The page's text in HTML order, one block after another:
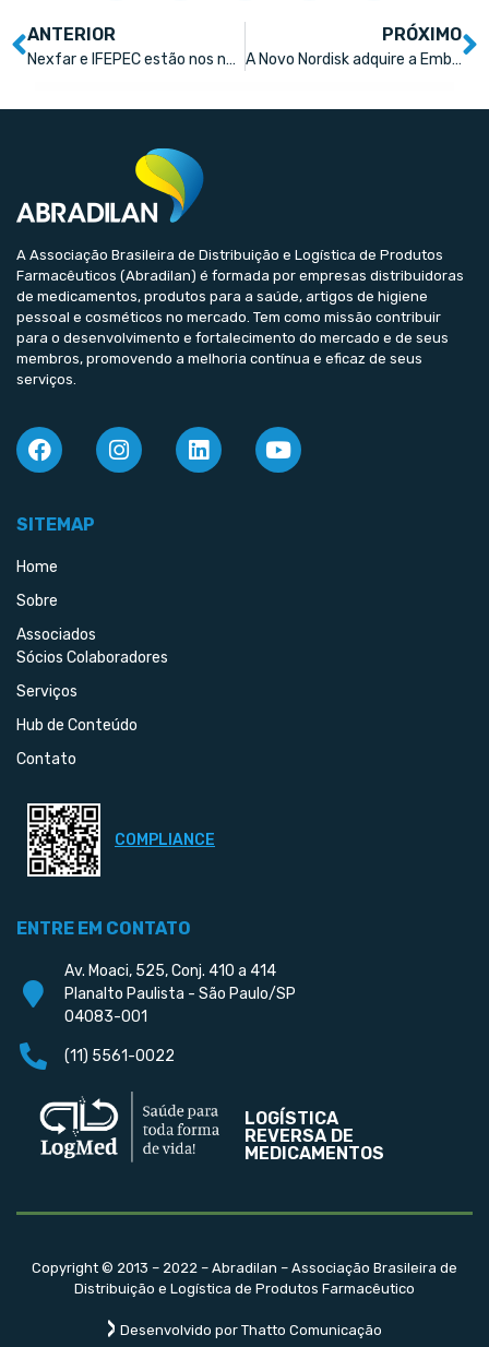
ANTERIOR
Nexfar e IFEPEC estão nos novos episódios dos Abradilan Cast
PRÓXIMO
A Novo Nordisk adquire a Embark Biotech visando a obesidade
A Associação Brasileira de Distribuição e Logística de Produtos
Farmacêuticos (Abradilan) é formada por empresas distribuidoras
de medicamentos, produtos para a saúde, artigos de higiene
pessoal e cosméticos no mercado. Tem como missão contribuir
para o desenvolvimento e fortalecimento do mercado e de seus
membros, promovendo a melhoria contínua e eficaz de seus
serviços.
SITEMAP
Home
Sobre
Associados
Sócios Colaboradores
Serviços
Hub de Conteúdo
Contato
COMPLIANCE
ENTRE EM CONTATO
Av. Moaci, 525, Conj. 410 a 414
Planalto Paulista - São Paulo/SP
04083-001
(11) 5561-0022
LOGÍSTICA
REVERSA DE
MEDICAMENTOS
Copyright © 2013 – 2022 – Abradilan – Associação Brasileira de
Distribuição e Logística de Produtos Farmacêutico
Desenvolvido por Thatto Comunicação